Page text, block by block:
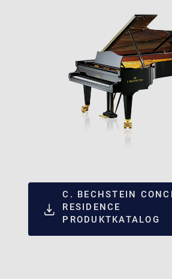
C. BECHSTEIN
RESIDENCE
PRODUKTKATALOG